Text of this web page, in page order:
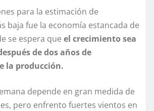
para la estimación de
baja fue la economía estancada de
se espera que el crecimiento sea
de dos años de
la producción.
depende en gran medida de
pero enfrento fuertes vientos en